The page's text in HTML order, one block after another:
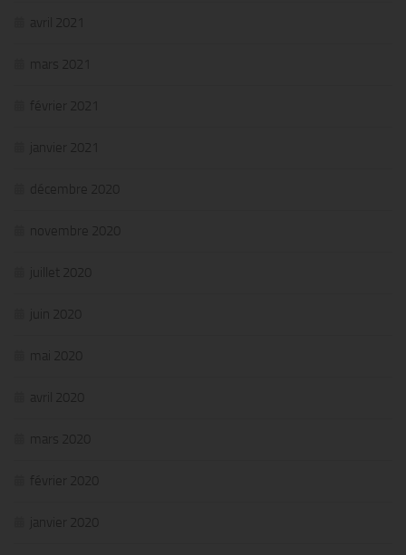
avril 2021
mars 2021
février 2021
janvier 2021
décembre 2020
novembre 2020
juillet 2020
juin 2020
mai 2020
avril 2020
mars 2020
février 2020
janvier 2020